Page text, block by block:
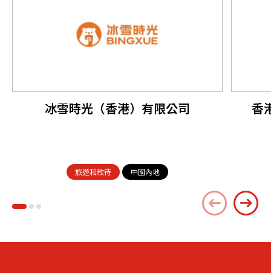
冰雪時光（香港）有限公司
旅遊和款待 中國內地
香